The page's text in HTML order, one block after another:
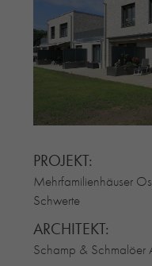
RE-USE-ZIEGEL
GLASUR-ZIEGEL
RE-USE-MÖRTEL
PRIVATKUNDEN
ÜBER UNS
BLOG
PROJEKT:
Mehrfamilienhäuser
Schwerte
ARCHITEKT:
Schamp & Schmalöer